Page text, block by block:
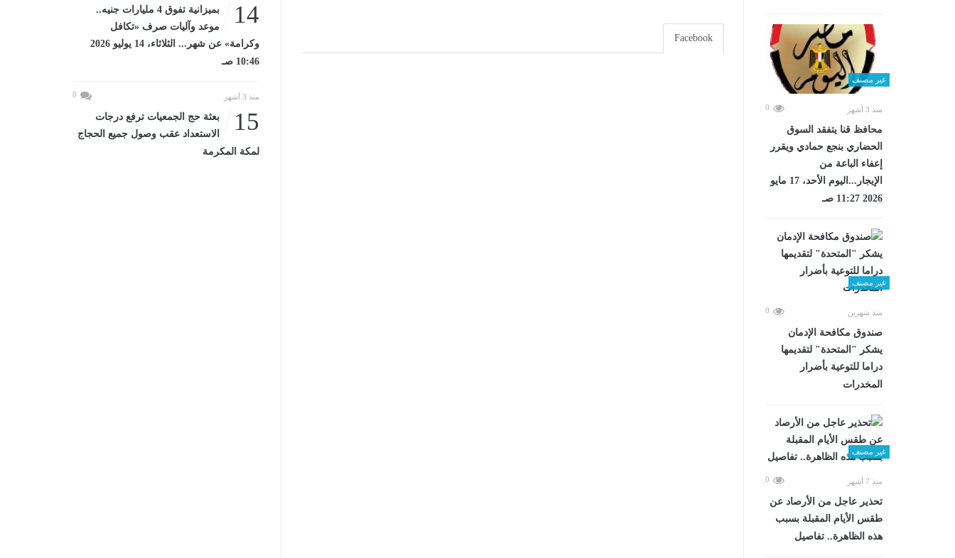
غير مصنف
منذ 3 أشهر 0
محافظ قنا يتفقد السوق
الحضاري بنجع حمادي ويقرر
إعفاء الباعة من
الإيجار...اليوم الأحد، 17 مايو
2026 11:27 صـ
غير مصنف
منذ شهرين 0
صندوق مكافحة الإدمان
يشكر "المتحدة" لتقديمها
دراما للتوعية بأضرار
المخدرات
غير مصنف
منذ 7 أشهر 0
تحذير عاجل من الأرصاد عن
طقس الأيام المقبلة بسبب
هذه الظاهرة.. تفاصيل
Facebook
14
بميزانية تفوق 4 مليارات جنيه..
موعد وآليات صرف «تكافل
وكرامة» عن شهر... الثلاثاء، 14 يوليو 2026
10:46 صـ
منذ 3 أشهر 0
15
بعثة حج الجمعيات ترفع درجات
الاستعداد عقب وصول جميع الحجاج
لمكة المكرمة